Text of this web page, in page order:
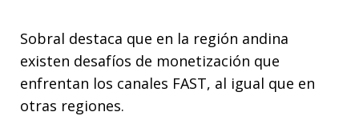
Sobral destaca que en la región andina
existen desafíos de monetización que
enfrentan los canales FAST, al igual que en
otras regiones.